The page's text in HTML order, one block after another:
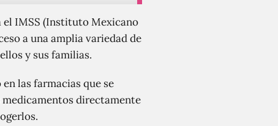
el IMSS (Instituto Mexicano
a una amplia variedad de
y sus familias.
las farmacias que se
directamente